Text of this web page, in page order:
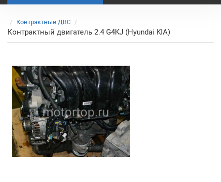
Контрактные ДВС
Контрактный двигатель 2.4 G4KJ (Hyundai KIA)